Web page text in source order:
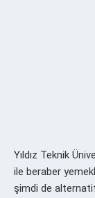
Yıldız Teknik
ile beraber
şimdi de